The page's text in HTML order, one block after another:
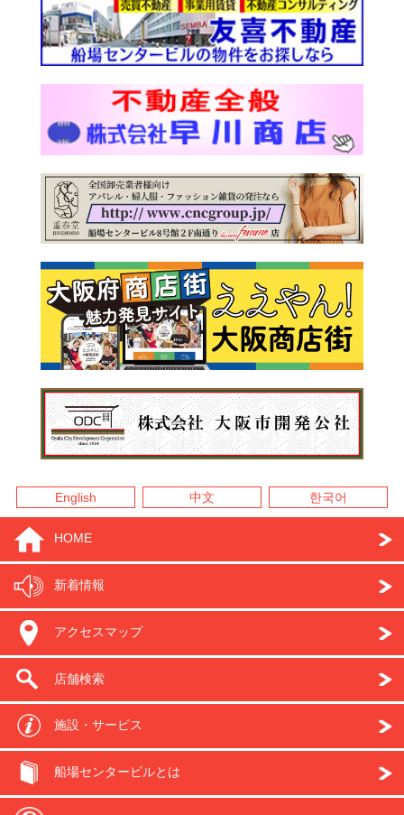
English 中文 한국어
HOME
新着情報
アクセスマップ
店舗検索
施設・サービス
船場センタービルとは